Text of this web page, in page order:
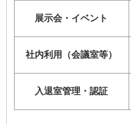
展示会・イベント
社内利用（会議室等）
入退室管理・認証